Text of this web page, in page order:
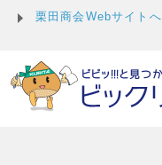
栗田商会Webサイトへ